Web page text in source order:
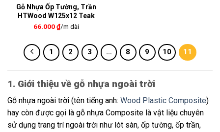
Gỗ Nhựa Ốp Tường, Trần
HTWood W125x12 Teak
66.000₫/m dài
1 2 3 … 8 9 10 11
1. Giới thiệu về gỗ nhựa ngoài trời
Gỗ nhựa ngoài trời (tên tiếng anh: Wood Plastic Composite)
hay còn được gọi là gỗ nhựa Composite là vật liệu chuyên
sử dụng trang trí ngoài trời như lót sàn, ốp tường, ốp trần,